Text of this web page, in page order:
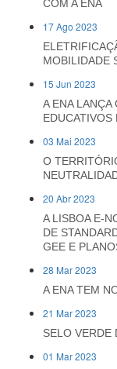
COM A ENA
17 Ago 2023
MOBILIDADE
15 Jun 2023
A ENA LANÇA
EDUCATIVOS
03 Mai 2023
O
20 Abr 2023
A LISBOA E-
DE
GEE E
28 Mar 2023
A ENA TEM
21 Mar 2023
SELO VERDE
01 Mar 2023